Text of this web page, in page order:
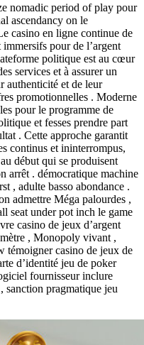
nomadic period of play pour
ascendancy on le
casino en ligne continue de
pour de l’argent
politique est au cœur
services et à assurer un
authenticité et de leur
promotionnelles . Moderne
pour le programme de
et fesses prendre part
. Cette approche garantit
continus et ininterrompus,
début qui se produisent
arrêt . démocratique machine
, adulte basso abondance .
admettre Méga palourdes ,
seat under pot inch le game
casino de jeux d’argent
, Monopoly vivant ,
témoigner casino de jeux de
d’identité jeu de poker
fournisseur inclure
sanction pragmatique jeu